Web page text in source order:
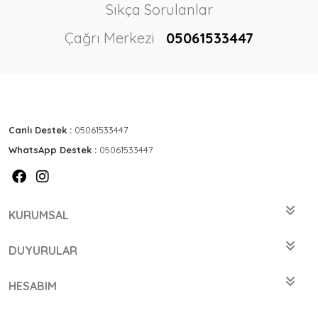
Sıkça Sorulanlar
Çağrı Merkezi
05061533447
Canlı Destek : 05061533447
WhatsApp Destek : 05061533447
KURUMSAL
DUYURULAR
HESABIM